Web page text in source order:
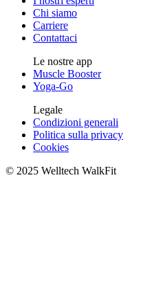
Chi siamo
Carriere
Contattaci
Le nostre app
Muscle Booster
Yoga-Go
Legale
Condizioni generali
Politica sulla privacy
Cookies
© 2025 Welltech WalkFit